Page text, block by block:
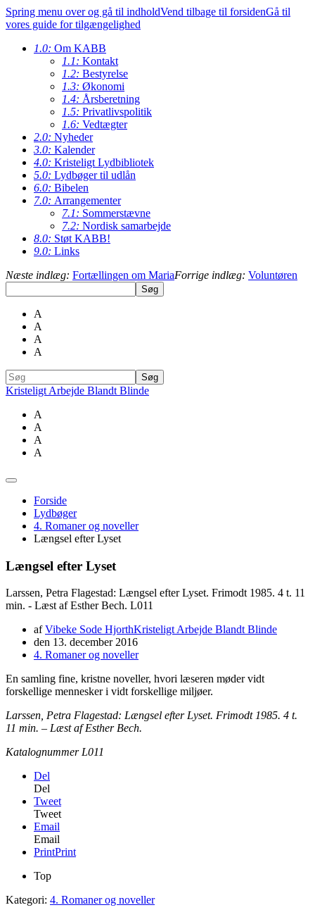
Spring menu over og gå til indholdVend tilbage til forsidenGå til
vores guide for tilgængelighed
1.0: Om KABB
1.1: Kontakt
1.2: Bestyrelse
1.3: Økonomi
1.4: Årsberetning
1.5: Privatlivspolitik
1.6: Vedtægter
2.0: Nyheder
3.0: Kalender
4.0: Kristeligt Lydbibliotek
5.0: Lydbøger til udlån
6.0: Bibelen
7.0: Arrangementer
7.1: Sommerstævne
7.2: Nordisk samarbejde
8.0: Støt KABB!
9.0: Links
Næste indlæg: Fortællingen om MariaForrige indlæg: Voluntøren
A
A
A
A
Kristeligt Arbejde Blandt Blinde
A
A
A
A
Forside
Lydbøger
4. Romaner og noveller
Længsel efter Lyset
Længsel efter Lyset
Larssen, Petra Flagestad: Længsel efter Lyset. Frimodt 1985. 4 t. 11
min. - Læst af Esther Bech. L011
af Vibeke Sode HjorthKristeligt Arbejde Blandt Blinde
den 13. december 2016
4. Romaner og noveller
En samling fine, kristne noveller, hvori læseren møder vidt
forskellige mennesker i vidt forskellige miljøer.
Larssen, Petra Flagestad: Længsel efter Lyset. Frimodt 1985. 4 t.
11 min. – Læst af Esther Bech.
Katalognummer L011
Del
Del
Tweet
Tweet
Email
Email
PrintPrint
Top
Kategori: 4. Romaner og noveller